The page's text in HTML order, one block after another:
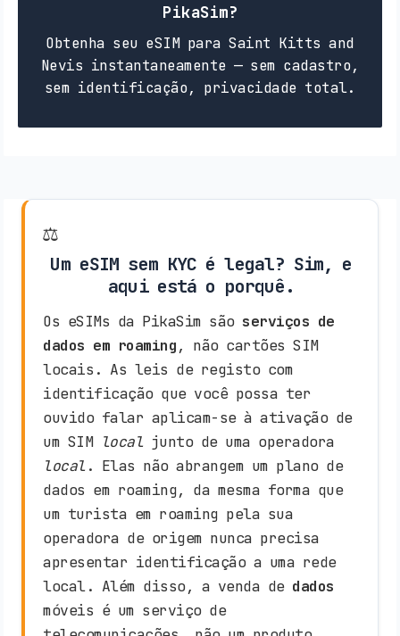
PikaSim?
Obtenha seu eSIM para Saint Kitts and
Nevis instantaneamente — sem cadastro,
sem identificação, privacidade total.
⚖️
Um eSIM sem KYC é legal? Sim, e
aqui está o porquê.
Os eSIMs da PikaSim são serviços de
dados em roaming, não cartões SIM
locais. As leis de registo com
identificação que você possa ter
ouvido falar aplicam-se à ativação de
um SIM local junto de uma operadora
local . Elas não abrangem um plano de
dados em roaming, da mesma forma que
um turista em roaming pela sua
operadora de origem nunca precisa
apresentar identificação a uma rede
local. Além disso, a venda de dados
móveis é um serviço de